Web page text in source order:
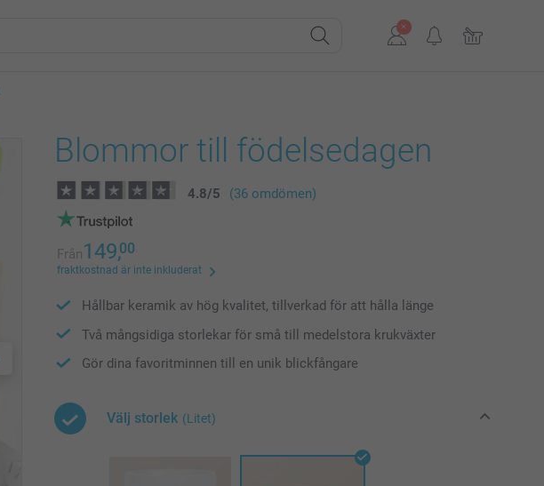
Blommor till födelsedagen
4.8/5 (36 omdömen)
Från149,00
fraktkostnad är inte inkluderat
Hållbar keramik av hög kvalitet, tillverkad för att hålla länge
Två mångsidiga storlekar för små till medelstora krukväxter
Gör dina favoritminnen till en unik blickfångare
Välj storlek (Litet)